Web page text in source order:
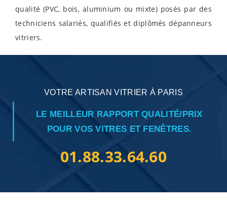
qualité (PVC, bois, aluminium ou mixte) posés par des
techniciens salariés, qualifiés et diplômés dépanneurs
vitriers.
VOTRE ARTISAN VITRIER À PARIS
LE MEILLEUR RAPPORT QUALITÉ/PRIX
POUR VOS VITRES ET FENÊTRES.
01.88.33.64.60